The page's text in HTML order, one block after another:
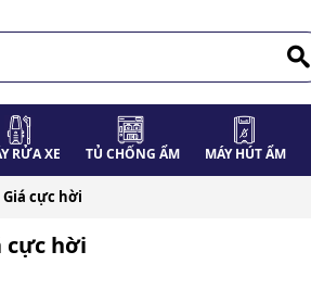
RỬA XE TỦ CHỐNG ẨM MÁY HÚT ẨM
cực hời
cực hời